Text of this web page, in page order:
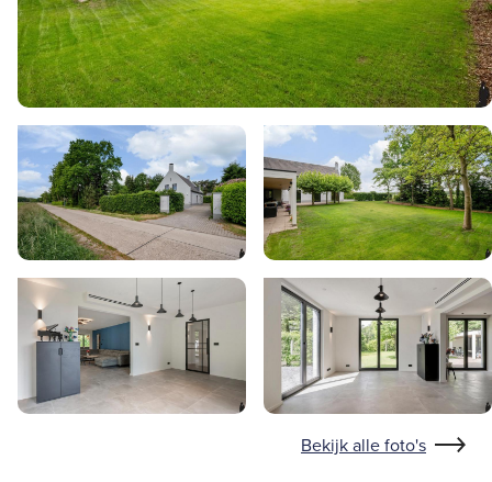
Bekijk alle foto's